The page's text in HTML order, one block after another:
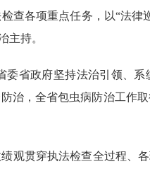
查各项重点任务，以“法律
主持。
委省政府坚持法治引领、
治，全省包虫病防治工作
观贯穿执法检查全过程、